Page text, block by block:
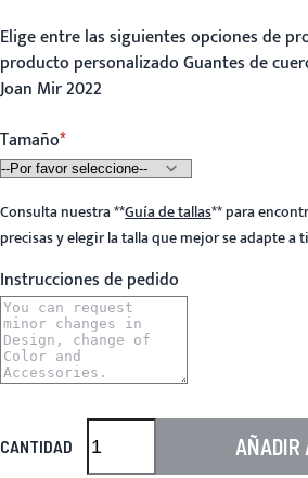
Elige entre las siguientes opciones de
producto personalizado Guantes de
Joan Mir 2022
Tamaño
Consulta nuestra**Guía de tallas**para
precisas y elegir la talla que mejor se adapte a
Instrucciones de pedido
CANTIDAD AÑADIR